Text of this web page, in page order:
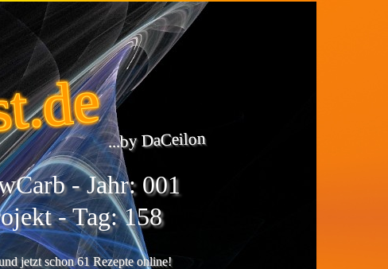
- Jahr: 001
- Tag: 158
...by DaCeilon
jetzt schon 61 Rezepte online!